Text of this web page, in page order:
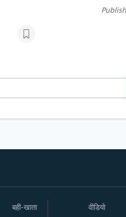
बही-खाता वीडियो